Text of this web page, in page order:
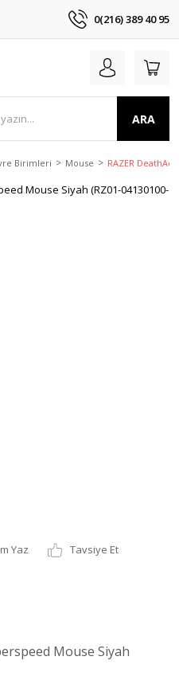
0(216) 389 40 95
ARA
Birimleri Mouse RAZER
Yaz
Tavsiye Et
Mouse Siyah